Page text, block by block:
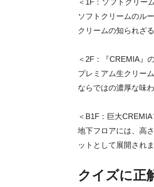
ソフトクリームのル
クリームの知られざ
＜2F：『CREMIA』
プレミアム生クリー
ならではの濃厚な味
＜B1F：巨大
地下フロアには、高
ットとして展開されま
クイズに正